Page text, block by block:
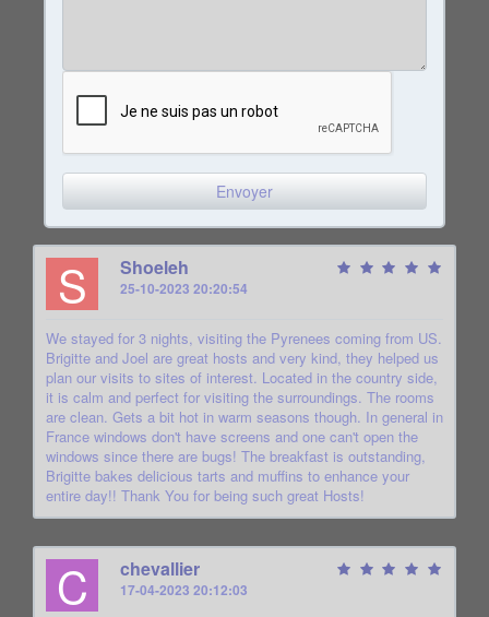
S Shoeleh
25-10-2023 20:20:54
We stayed for 3 nights, visiting the Pyrenees coming from US.
Brigitte and Joel are great hosts and very kind, they helped us
plan our visits to sites of interest. Located in the country side,
it is calm and perfect for visiting the surroundings. The rooms
are clean. Gets a bit hot in warm seasons though. In general in
France windows don't have screens and one can't open the
windows since there are bugs! The breakfast is outstanding,
Brigitte bakes delicious tarts and muffins to enhance your
entire day!! Thank You for being such great Hosts!
C chevallier
17-04-2023 20:12:03